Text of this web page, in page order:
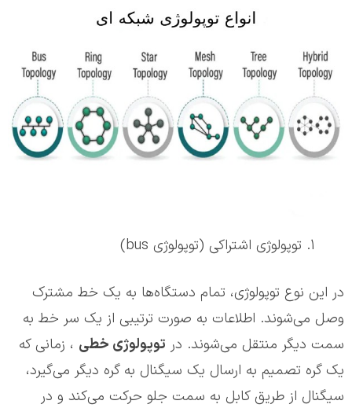
توپولوژی اشتراکی (توپولوژی bus)
در این نوع توپولوژی، تمام دستگاه‌ها به یک خط مشترک
وصل می‌شوند. اطلاعات به صورت ترتیبی از یک سر خط به
سمت دیگر منتقل می‌شوند. در توپولوژي خطی ، زمانی که
یک گره تصمیم به ارسال یک سیگنال به گره دیگر می‌گیرد،
سیگنال از طریق کابل به سمت جلو حرکت می‌کند و در